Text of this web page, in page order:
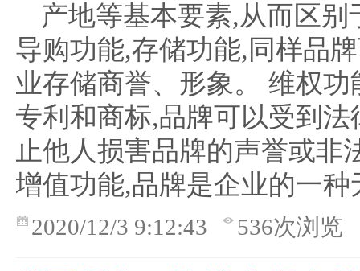
产地等基本要素,从而区别
导购功能,存储功能,同样品
业存储商誉、形象。 维权功
专利和商标,品牌可以受到法
止他人损害品牌的声誉或非
增值功能,品牌是企业的一种
2020/12/3 9:12:43 536次浏览